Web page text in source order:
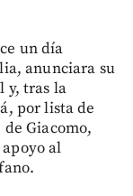
un día
anunciara su
y, tras la
por lista de
Giacomo,
al